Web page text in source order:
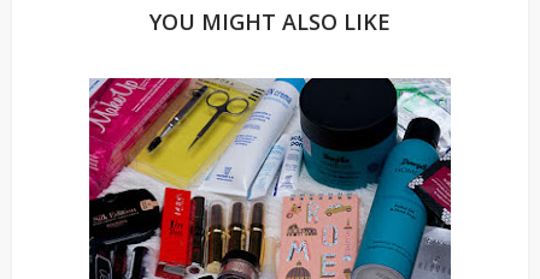
YOU MIGHT ALSO LIKE